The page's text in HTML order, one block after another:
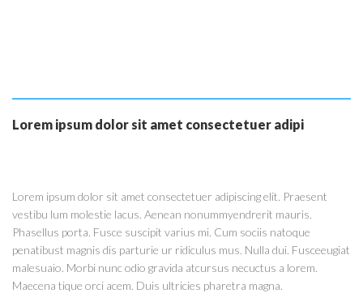
Lorem ipsum dolor sit amet consectetuer adipi
Lorem ipsum dolor sit amet consectetuer adipiscing elit. Praesent
vestibu lum molestie lacus. Aenean nonummyendrerit mauris.
Phasellus porta. Fusce suscipit varius mi. Cum sociis natoque
penatibust magnis dis parturie ur ridiculus mus. Nulla dui. Fusceeugiat
malesuaio. Morbi nunc odio gravida atcursus necuctus a lorem.
Maecena tique orci acem. Duis ultricies pharetra magna.